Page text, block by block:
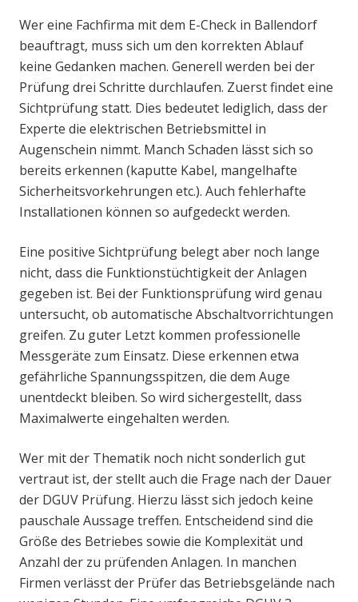
Wer eine Fachfirma mit dem E-Check in Ballendorf
beauftragt, muss sich um den korrekten Ablauf
keine Gedanken machen. Generell werden bei der
Prüfung drei Schritte durchlaufen. Zuerst findet eine
Sichtprüfung statt. Dies bedeutet lediglich, dass der
Experte die elektrischen Betriebsmittel in
Augenschein nimmt. Manch Schaden lässt sich so
bereits erkennen (kaputte Kabel, mangelhafte
Sicherheitsvorkehrungen etc.). Auch fehlerhafte
Installationen können so aufgedeckt werden.
Eine positive Sichtprüfung belegt aber noch lange
nicht, dass die Funktionstüchtigkeit der Anlagen
gegeben ist. Bei der Funktionsprüfung wird genau
untersucht, ob automatische Abschaltvorrichtungen
greifen. Zu guter Letzt kommen professionelle
Messgeräte zum Einsatz. Diese erkennen etwa
gefährliche Spannungsspitzen, die dem Auge
unentdeckt bleiben. So wird sichergestellt, dass
Maximalwerte eingehalten werden.
Wer mit der Thematik noch nicht sonderlich gut
vertraut ist, der stellt auch die Frage nach der Dauer
der DGUV Prüfung. Hierzu lässt sich jedoch keine
pauschale Aussage treffen. Entscheidend sind die
Größe des Betriebes sowie die Komplexität und
Anzahl der zu prüfenden Anlagen. In manchen
Firmen verlässt der Prüfer das Betriebsgelände nach